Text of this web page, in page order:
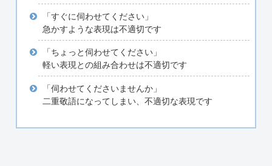
「すぐに伺わせてください」
急かすような表現は不適切です
「ちょっと伺わせてください」
軽い表現との組み合わせは不適切です
「伺わせてくださいませんか」
二重敬語になってしまい、不適切な表現です